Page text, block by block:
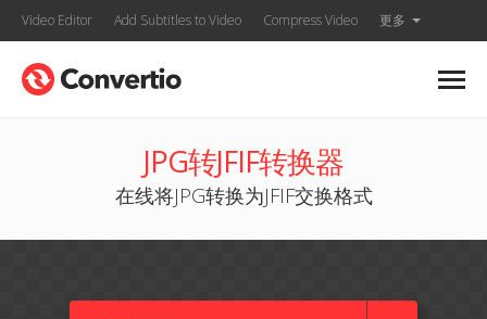
Video Editor Add Subtitles to Video Compress Video 更多
JPG转JFIF转换器
在线将JPG转换为JFIF交换格式